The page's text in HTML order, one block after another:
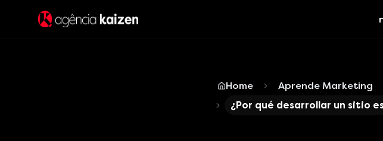
Home
Aprende Marketing
¿Por qué desarrollar un sitio